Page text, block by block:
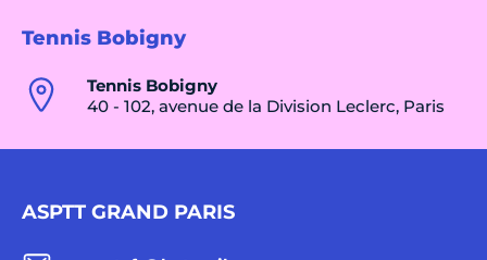
Tennis Bobigny
Tennis Bobigny
40 - 102, avenue de la Division Leclerc, Paris
ASPTT GRAND PARIS